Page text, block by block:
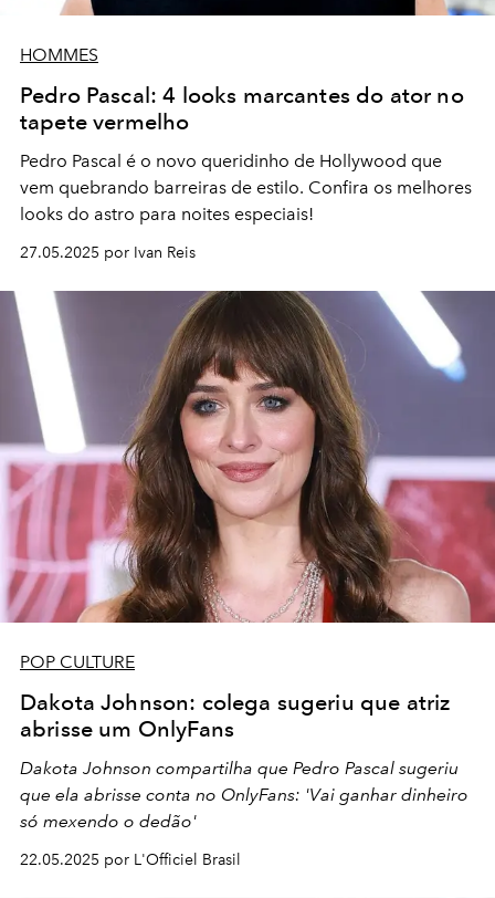
HOMMES
Pedro Pascal: 4 looks marcantes do ator no
tapete vermelho
Pedro Pascal é o novo queridinho de Hollywood que
vem quebrando barreiras de estilo. Confira os melhores
looks do astro para noites especiais!
27.05.2025 por Ivan Reis
POP CULTURE
Dakota Johnson: colega sugeriu que atriz
abrisse um OnlyFans
Dakota Johnson compartilha que Pedro Pascal sugeriu
que ela abrisse conta no OnlyFans: 'Vai ganhar dinheiro
só mexendo o dedão'
22.05.2025 por L'Officiel Brasil